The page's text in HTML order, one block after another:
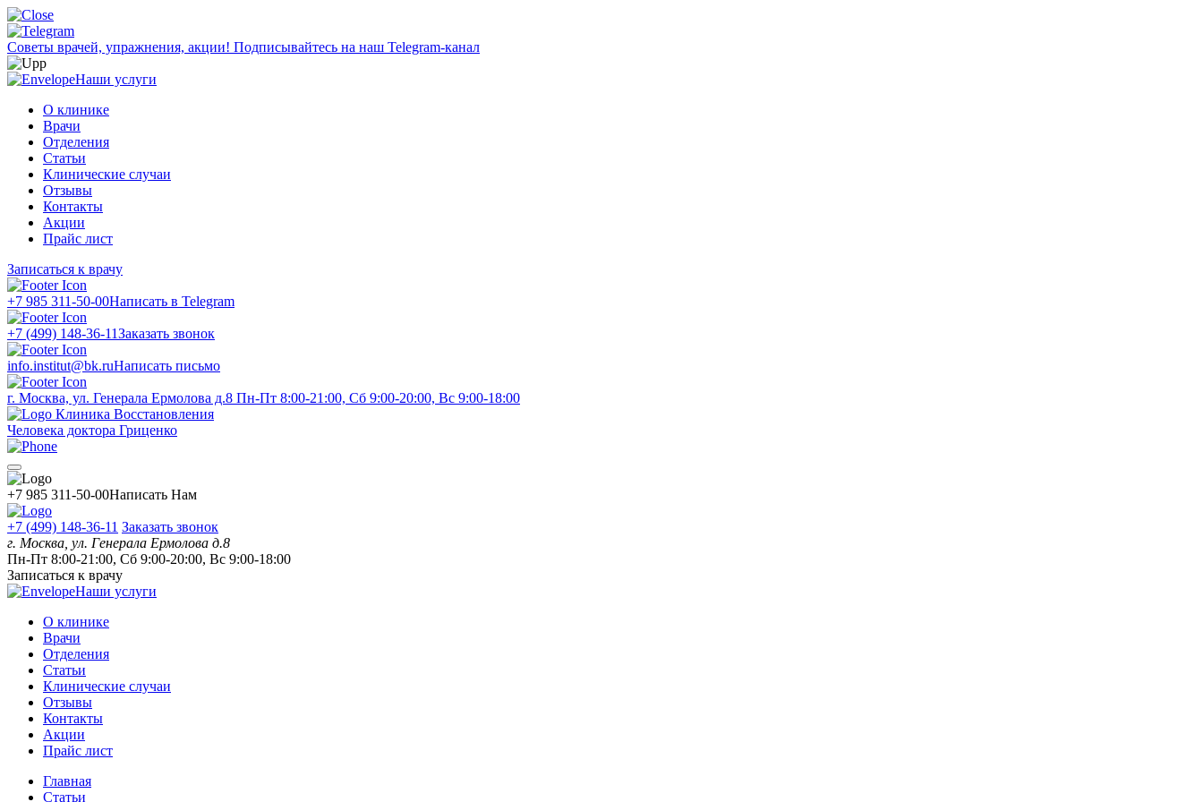
Советы врачей, упражнения, акции! Подписывайтесь на наш Telegram-канал
Наши услуги
О клинике
Врачи
Отделения
Статьи
Клинические случаи
Отзывы
Контакты
Акции
Прайс лист
Записаться к врачу
+7 985 311-50-00Написать в Telegram
+7 (499) 148-36-11Заказать звонок
info.institut@bk.ruНаписать письмо
г. Москва, ул. Генерала Ермолова д.8 Пн-Пт 8:00-21:00, Сб 9:00-20:00, Вс 9:00-18:00
Клиника Восстановления
Человека доктора Гриценко
+7 985 311-50-00Написать Нам
+7 (499) 148-36-11 Заказать звонок
г. Москва, ул. Генерала Ермолова д.8
Пн-Пт 8:00-21:00, Сб 9:00-20:00, Вс 9:00-18:00
Записаться к врачу
Наши услуги
О клинике
Врачи
Отделения
Статьи
Клинические случаи
Отзывы
Контакты
Акции
Прайс лист
Главная
Статьи